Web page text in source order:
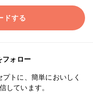
ドする
フォロー
トに、簡単においしく
しています。